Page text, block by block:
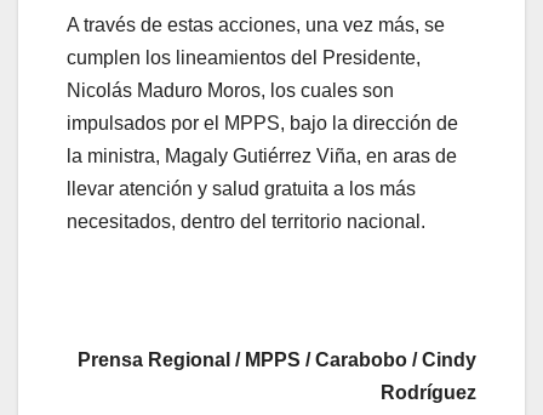
A través de estas acciones, una vez más, se
cumplen los lineamientos del Presidente,
Nicolás Maduro Moros, los cuales son
impulsados por el MPPS, bajo la dirección de
la ministra, Magaly Gutiérrez Viña, en aras de
llevar atención y salud gratuita a los más
necesitados, dentro del territorio nacional.
Prensa Regional / MPPS / Carabobo / Cindy
Rodríguez